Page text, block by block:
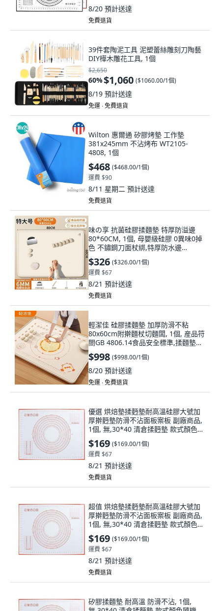
8/20 預計送達
免費退貨
39件套陶泥工具 泥塑蕾絲雕刻刀陶藝
DIY樺木雕花工具, 1個
$2,650
60%$1,060 ($1060.00/1個)
8/19 預計送達
免運 ∙ 免費退貨
Wilton 惠爾通 矽膠烤墊 工作墊
381x245mm 不沾烤布 WT2105-
4808, 1個
$468 ($468.00/1個)
運費 $90
8/11 星期二 預計送達
免費退貨
味の享 抗菌硅膠揉麵墊 特厚防溢邊
80*60CM, 1個, 母嬰級硅膠 0異味0掉
色 不鏽鋼刀面杖綁,特厚防水邊
60*40CM 特重約520
$326 ($326.00/1個)
運費 $67
8/21 預計送達
免費退貨
輕潔佳 硅膠揉麵墊 加厚防滑不粘
80x60cm附擀麵杖切麵闆, 1個, 産品符
閤GB 4806.14食品安全標準,揉麵墊
50*40cm套裝有擀麵杖和切麵闆
$998 ($998.00/1個)
8/20 預計送達
免運 ∙ 免費退貨
優選 烘焙墊揉麪墊耐高溫硅膠大號加
厚擀麪墊防滑不沾面板案板 副廠商品,
1個, 無,30*40 清倉揉麪墊 款式顏色隨
機
$169 ($169.00/1個)
運費 $67
8/21 預計送達
免費退貨
超值 烘焙墊揉麪墊耐高溫硅膠大號加
厚擀麪墊防滑不沾面板案板 副廠商品,
1個, 無,30*40 清倉揉麪墊 款式顏色隨
機
$169 ($169.00/1個)
運費 $67
8/21 預計送達
免費退貨
矽膠揉麵墊 耐高溫 防滑不沾, 1個,